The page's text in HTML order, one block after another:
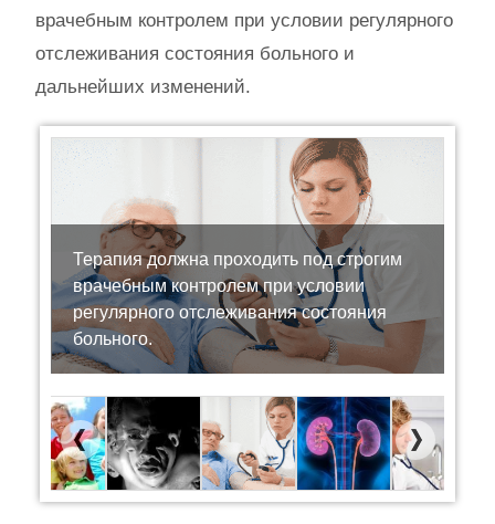
врачебным контролем при условии регулярного
отслеживания состояния больного и
дальнейших изменений.
Терапия должна проходить под строгим
врачебным контролем при условии
регулярного отслеживания состояния
больного.
Previous Next